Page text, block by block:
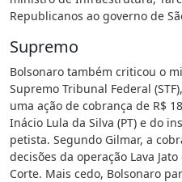
Republicanos ao governo de
Supremo
Bolsonaro também criticou o
Supremo Tribunal Federal
uma ação de cobrança de R$
Inácio Lula da Silva (PT) e do
petista. Segundo Gilmar, a
decisões da operação Lava
Corte. Mais cedo, Bolsonaro